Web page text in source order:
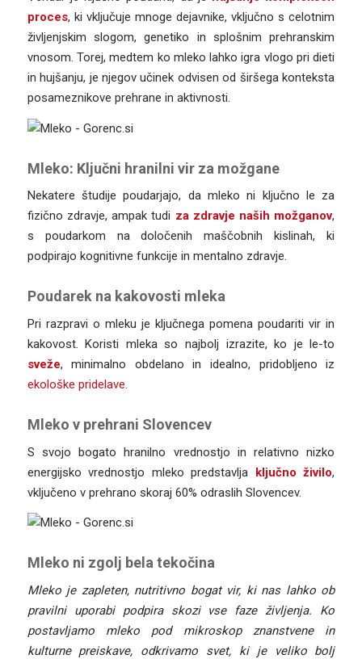
proces, ki vključuje mnoge dejavnike, vključno s celotnim
življenjskim slogom, genetiko in splošnim prehranskim
vnosom. Torej, medtem ko mleko lahko igra vlogo pri dieti
in hujšanju, je njegov učinek odvisen od širšega konteksta
posameznikove prehrane in aktivnosti.
Mleko: Ključni hranilni vir za možgane
Nekatere študije poudarjajo, da mleko ni ključno le za
fizično zdravje, ampak tudi za zdravje naših možganov,
s poudarkom na določenih maščobnih kislinah, ki
podpirajo kognitivne funkcije in mentalno zdravje.
Poudarek na kakovosti mleka
Pri razpravi o mleku je ključnega pomena poudariti vir in
kakovost. Koristi mleka so najbolj izrazite, ko je le-to
sveže, minimalno obdelano in idealno, pridobljeno iz
ekološke pridelave.
Mleko v prehrani Slovencev
S svojo bogato hranilno vrednostjo in relativno nizko
energijsko vrednostjo mleko predstavlja ključno živilo,
vključeno v prehrano skoraj 60% odraslih Slovencev.
Mleko ni zgolj bela tekočina
Mleko je zapleten, nutritivno bogat vir, ki nas lahko ob
pravilni uporabi podpira skozi vse faze življenja. Ko
postavljamo mleko pod mikroskop znanstvene in
kulturne preiskave, odkrivamo svet, ki je veliko bolj